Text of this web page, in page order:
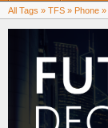
All Tags » TFS » Phone »